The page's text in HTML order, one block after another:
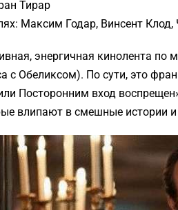
Тирар
Максим Годар, Винсент Клод,
энергичная кинолента по
с Обеликсом). По сути, это
Посторонним вход
влипают в смешные истории